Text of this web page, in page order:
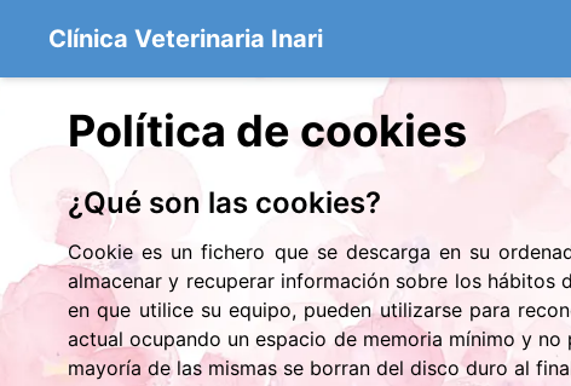
Clínica Veterinaria Inari
Política de cookies
¿Qué son las cookies?
Cookie es un fichero que se descarga en su
almacenar y recuperar información sobre los hábitos
en que utilice su equipo, pueden utilizarse para
actual ocupando un espacio de memoria mínimo y
mayoría de las mismas se borran del disco duro al